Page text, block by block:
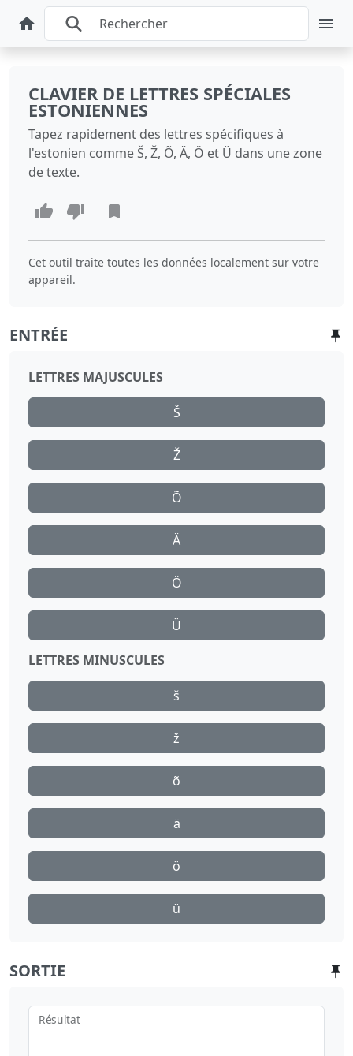
CLAVIER DE LETTRES SPÉCIALES
ESTONIENNES
Tapez rapidement des lettres spécifiques à
l'estonien comme Š, Ž, Õ, Ä, Ö et Ü dans une zone
de texte.
Cet outil traite toutes les données localement sur votre
appareil.
ENTRÉE
LETTRES MAJUSCULES
Š
Ž
Õ
Ä
Ö
Ü
LETTRES MINUSCULES
š
ž
õ
ä
ö
ü
SORTIE
Résultat